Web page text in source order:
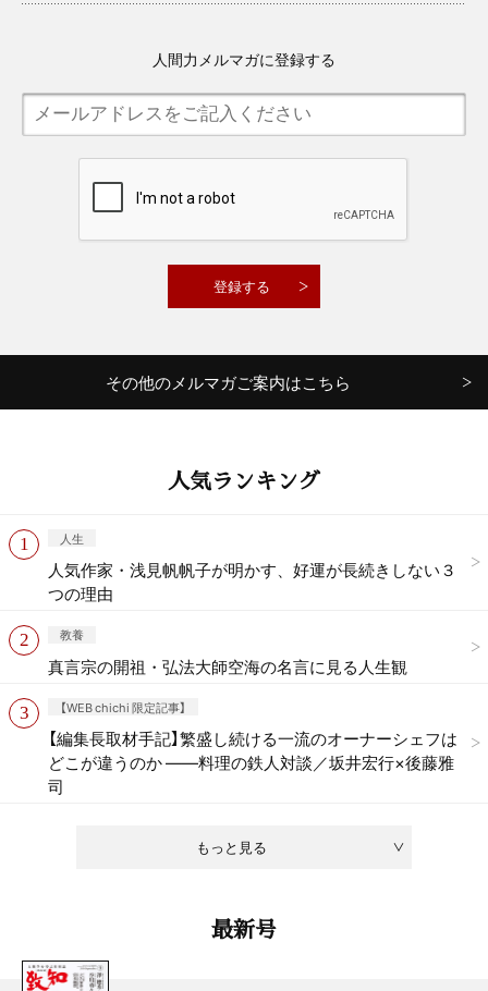
人間力メルマガに登録する
その他のメルマガご案内はこちら
人気ランキング
もっと見る
人生
人気作家・浅見帆帆子が明かす、好運が長続きしない３
つの理由
教養
真言宗の開祖・弘法大師空海の名言に見る人生観
【WEB chichi 限定記事】
【編集長取材手記】繁盛し続ける一流のオーナーシェフは
どこが違うのか ——料理の鉄人対談／坂井宏行×後藤雅
司
最新号